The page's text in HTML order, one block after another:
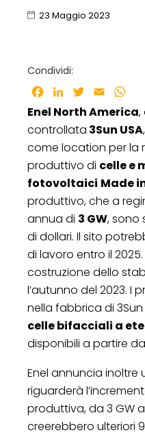
23 Maggio 2023
Condividi:
Facebook
LinkedInTwitter
Email
Enel North America,
controllata 3Sun USA
come location per la
produttivo di celle e
fotovoltaici Made
produttivo, che a
annua di 3 GW, sono
di dollari. Il sito
di lavoro entro il 2025.
costruzione dello
l’autunno del 2023. I
nella fabbrica di
celle bifacciali a
disponibili a partire
Enel annuncia
riguarderà
produttiva, da 3 GW
creerebbero ulteriori